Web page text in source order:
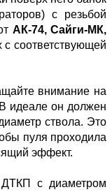
с резьбой
АК-74, Сайги-МК,
с соответствующей
внимание на
идеале он должен
ствола. Это
пуля проходила
эффект.
с диаметром